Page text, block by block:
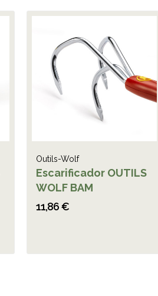
Outils-Wolf
Escarificador OUTILS
WOLF BAM
11,86 €